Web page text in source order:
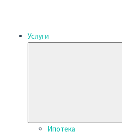
Услуги
Ипотека